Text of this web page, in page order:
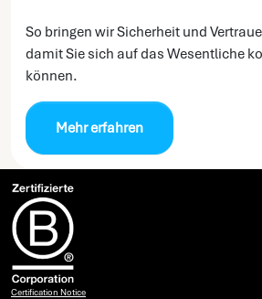
So bringen wir Sicherheit und
damit Sie sich auf das Wesentliche
können.
Mehr erfahren
Certification Notice